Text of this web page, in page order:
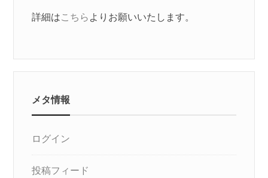
詳細はこちら よりお願いいたします。
メタ情報
ログイン
投稿フィード